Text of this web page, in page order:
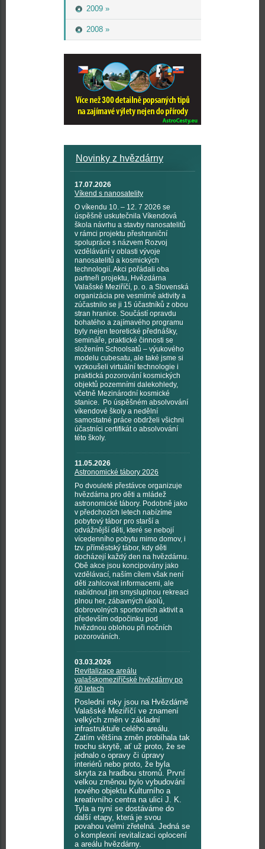
2009 »
2008 »
Novinky z hvězdárny
17.07.2026
Víkend s nanosatelity
O víkendu 10. – 12. 7 2026 se
úspěšně uskutečnila Víkendová
škola návrhu a stavby nanosatelitů
v rámci projektu přeshraniční
spolupráce s názvem Rozvoj
vzdělávání v oblasti vývoje
nanosatelitů a kosmických
technologií. Akci pořádali oba
partneři projektu, Hvězdárna
Valašské Meziříčí, p. o. a Slovenská
organizácia pre vesmírné aktivity a
zúčastnilo se ji 15 účastníků z obou
stran hranice. Součástí opravdu
bohatého a zajímavého programu
byly nejen teoretické přednášky,
semináře, praktické činnosti se
složením Schoolsatů – výukového
modelu cubesatu, ale také jsme si
vyzkoušeli virtuální technologie i
praktická pozorování kosmických
objektů pozemními dalekohledy,
včetně Mezinárodní kosmické
stanice. Po úspěšném absolvování
víkendové školy a nedělní
samostatné práce obdrželi všichni
účastníci certifikát o absolvování
této školy.
11.05.2026
Astronomické tábory 2026
Po dvouleté přestávce organizuje
hvězdárna pro děti a mládež
astronomické tábory. Podobně jako
v předchozích letech nabízíme
pobytový tábor pro starší a
odvážnější děti, které se nebojí
vícedenního pobytu mimo domov, i
tzv. příměstský tábor, kdy děti
docházejí každý den na hvězdárnu.
Obě akce jsou koncipovány jako
vzdělávací, naším cílem však není
děti zahlcovat informacemi, ale
nabídnout jim smysluplnou rekreaci
plnou her, zábavných úkolů,
dobrovolných sportovních aktivit a
především odpočinku pod
hvězdnou oblohou při nočních
pozorováních.
03.03.2026
Revitalizace areálu
valašskomeziříčské hvězdárny po
60 letech
Poslední roky jsou na Hvězdárně
Valašské Meziříčí ve znamení
velkých změn v základní
infrastruktuře celého areálu.
Zatím většina změn probíhala tak
trochu skrytě, ať už proto, že se
jednalo o opravy či úpravy
interiérů nebo proto, že byla
skryta za hradbou stromů. První
velkou změnou bylo vybudování
nového objektu Kulturního a
kreativního centra na ulici J. K.
Tyla a nyní se dostáváme do
další etapy, která je svou
povahou velmi zřetelná. Jedná se
o komplexní revitalizaci oplocení
a areálu hvězdárny.